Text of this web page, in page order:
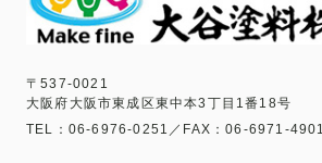
〒537-0021
大阪府大阪市東成区東中本3丁目1番18号
TEL：06-6976-0251／FAX：06-6971-4901